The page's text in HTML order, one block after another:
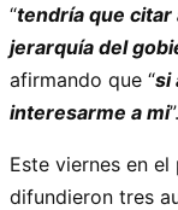
“tendría que citar
jerarquía del
afirmando que “si
interesarme a mi”.
Este viernes en el
difundieron tres